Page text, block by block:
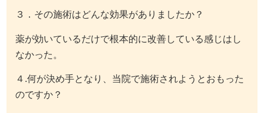
３．その施術はどんな効果がありましたか？
薬が効いているだけで根本的に改善している感じはし
なかった。
４.何が決め手となり、当院で施術されようとおもった
のですか？